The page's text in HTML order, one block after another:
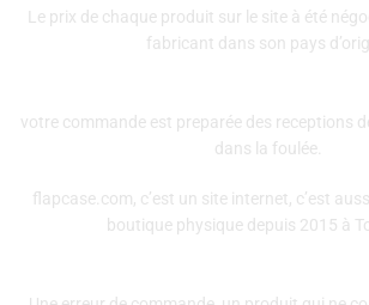
Le prix de chaque produit sur le site à été
fabricant dans son pays
votre commande est preparée des receptions
dans la foulée.
flapcase.com, c’est un site internet, c’est
boutique physique depuis 2015 à